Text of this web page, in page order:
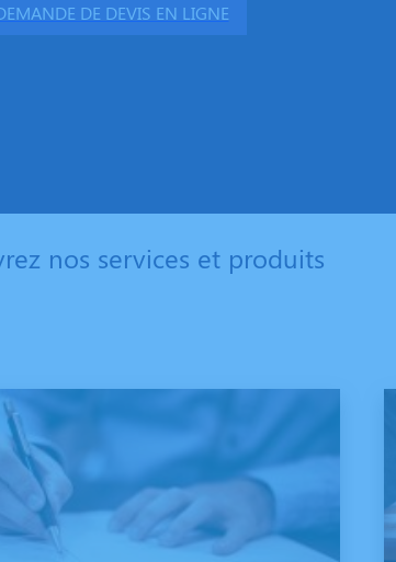
DE DEVIS EN LIGNE
nos services et produits